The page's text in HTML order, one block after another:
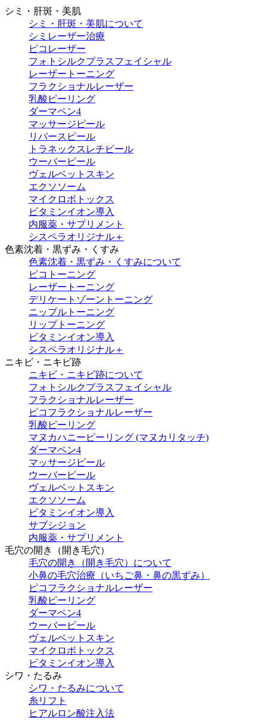
シミ・肝斑・美肌
シミ・肝斑・美肌について
シミレーザー治療
ピコレーザー
フォトシルクプラスフェイシャル
レーザートーニング
フラクショナルレーザー
乳酸ピーリング
ダーマペン4
マッサージピール
リバースピール
トラネックスレチピール
ウーバーピール
ヴェルベットスキン
エクソソーム
マイクロボトックス
ビタミンイオン導入
内服薬・サプリメント
シスペラオリジナル＋
色素沈着・黒ずみ・くすみ
色素沈着・黒ずみ・くすみについて
ピコトーニング
レーザートーニング
デリケートゾーントーニング
ニップルトーニング
リップトーニング
ビタミンイオン導入
シスペラオリジナル＋
ニキビ・ニキビ跡
ニキビ・ニキビ跡について
フォトシルクプラスフェイシャル
フラクショナルレーザー
ピコフラクショナルレーザー
乳酸ピーリング
マヌカハニーピーリング (マヌカリタッチ)
ダーマペン4
マッサージピール
ウーバーピール
ヴェルベットスキン
エクソソーム
ビタミンイオン導入
サブシジョン
内服薬・サプリメント
毛穴の開き（開き毛穴）
毛穴の開き（開き毛穴）について
小鼻の毛穴治療（いちご鼻・鼻の黒ずみ）
ピコフラクショナルレーザー
乳酸ピーリング
ダーマペン4
ウーバーピール
ヴェルベットスキン
マイクロボトックス
ビタミンイオン導入
シワ・たるみ
シワ・たるみについて
糸リフト
ヒアルロン酸注入法